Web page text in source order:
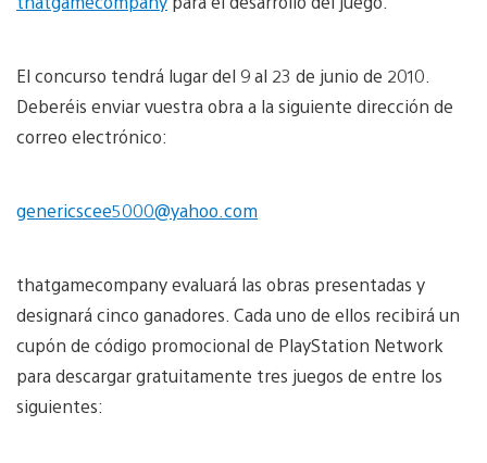
El concurso tendrá lugar del 9 al 23 de junio de 2010.
Deberéis enviar vuestra obra a la siguiente dirección de
correo electrónico:
genericscee5000@yahoo.com
thatgamecompany evaluará las obras presentadas y
designará cinco ganadores. Cada uno de ellos recibirá un
cupón de código promocional de PlayStation Network
para descargar gratuitamente tres juegos de entre los
siguientes: